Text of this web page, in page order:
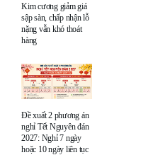
Kim cương giảm giá
sập sàn, chấp nhận lỗ
nặng vẫn khó thoát
hàng
Đề xuất 2 phương án
nghỉ Tết Nguyên đán
2027: Nghỉ 7 ngày
hoặc 10 ngày liên tục